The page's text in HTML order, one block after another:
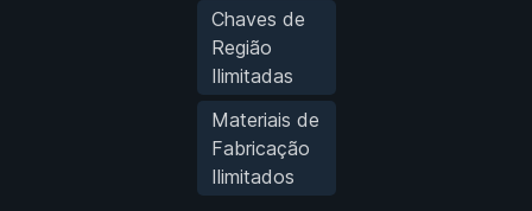
Chaves de
Região
Ilimitadas
Materiais de
Fabricação
Ilimitados